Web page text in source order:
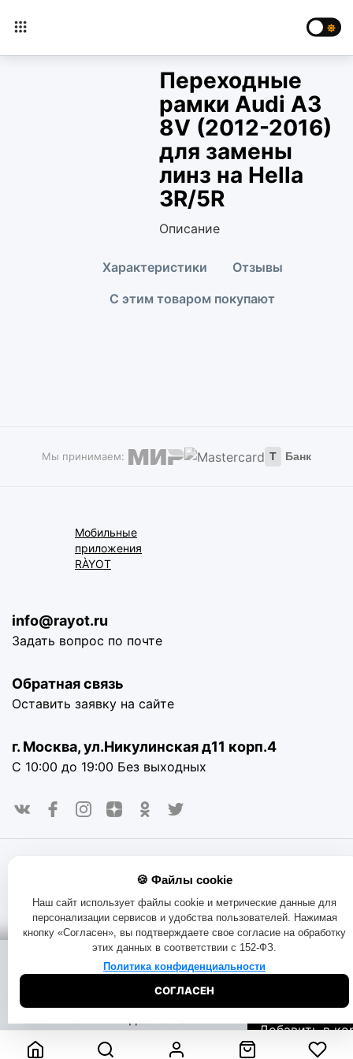
Переходные
рамки Audi A3
8V (2012-2016)
для замены
линз на Hella
3R/5R
Описание
Характеристики
Отзывы
С этим товаром покупают
покупке:
Начать чат
8-800-333-51-
Доставка:
Узнать дату
Добавить в
Мы принимаем: Т Банк
Мобильные
приложения
RÀYOT
info@rayot.ru
Задать вопрос по почте
Обратная связь
Оставить заявку на сайте
г. Москва, ул.Никулинская д11 корп.4
С 10:00 до 19:00 Без выходных
использует куки-файлы и другие технологии, чтобы помочь
вам в навигации, а также предоставить лучший
пользовательский опыт, анализировать использование
наших продуктов и услуг, повысить качество рекламных и
маркетинговых активностей. Если Вы не хотите, чтобы
Ваши пользовательские данные обрабатывались,
пожалуйста, ограничьте их использование в своём
браузере.
Договор оферта
Обмен и возврат товара
🍪 Файлы cookie
Наш сайт использует файлы cookie и метрические данные для
персонализации сервисов и удобства пользователей. Нажимая
кнопку «Согласен», вы подтверждаете свое согласие на обработку
этих данных в соответствии с 152-ФЗ.
Политика конфиденциальности
СОГЛАСЕН